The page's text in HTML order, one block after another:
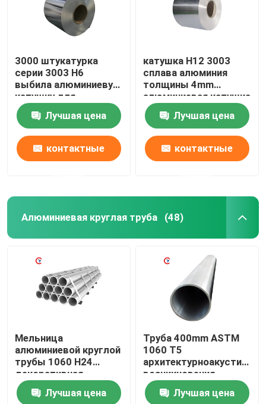
3000 штукатурка
серии 3003 H6
выбила алюминиевую
катушку для
украшения здания
крышиЛучшая цена
контактные
катушка H12 3003
сплава алюминия
толщины 4mm
алюминиевая катушка
3004 3005
Лучшая цена
контактные
Алюминиевая круглая труба (48)
Мельница
алюминиевой круглой
трубы 1060 H24
декоративная
закончила толщину
0.6mmЛучшая цена
Труба 400mm ASTM
1060 T5
возникновения
алюминиевая круглая
Лучшая цена